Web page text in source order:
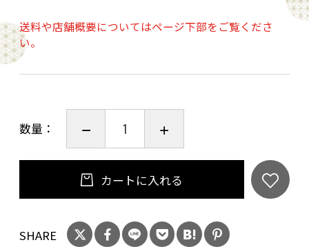
タンクが使われ、酵母はこの土地のものを使用
しています。
ワイン：透明感があり、ソーヴィニヨン ブラン
らしいハーブのような香り。いきいきとした果
がります。余韻は細くそして長く、繊細な香り
と爽やかな酸味にいつまでも包まれます。
■ドメーヌ・デュ・ノゼ：オベール ド ヴィレー
ヌの妹夫婦が1971年に設立したドメーヌ。現当
主は長男のシリル ド ブノワ。（次男ピエールは
ブーズロンのドメーヌ ド ヴィレーヌを運営。）
生産量の約90%が輸出されています
送料や店舗概要についてはページ下部をご覧くださ
い。
数量：
カートに入れる
SHARE